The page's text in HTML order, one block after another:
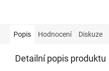
Popis Hodnocení Diskuze
Detailní popis produktu